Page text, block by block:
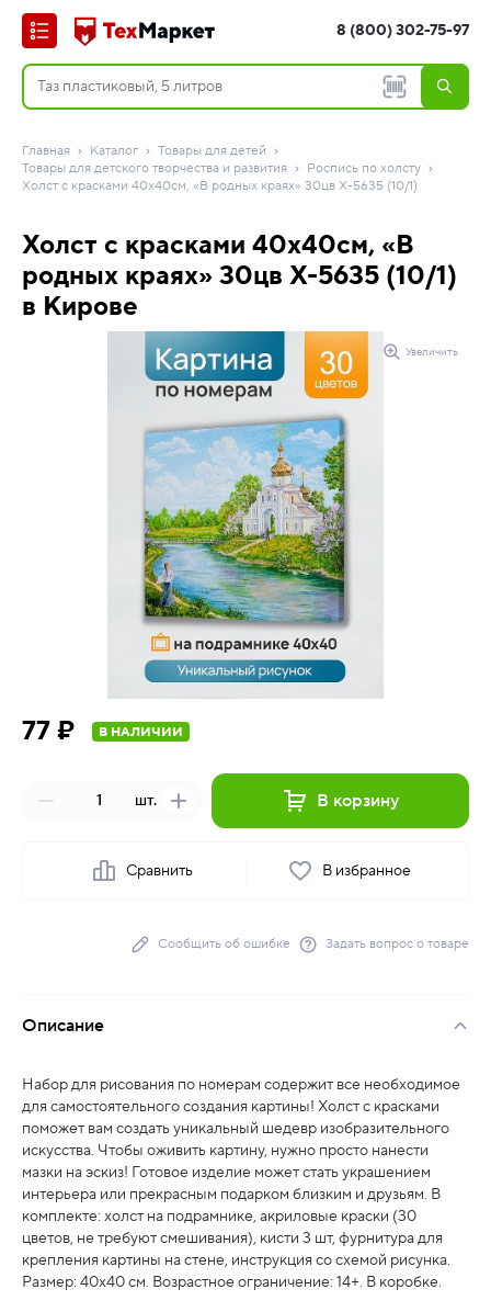
8 (800) 302-75-97
Главная Каталог
Товары для детей
Товары для детского творчества и развития
Роспись по холсту
Холст с красками 40х40см, «В родных краях» 30цв Х-5635 (10/1)
Холст с красками 40х40см, «В
родных краях» 30цв Х-5635 (10/1)
в Кирове
Увеличить
77 ₽ В НАЛИЧИИ
шт. В корзину
Сравнить В избранное
Сообщить об ошибке Задать вопрос о товаре
Описание
Набор для рисования по номерам содержит все необходимое
для самостоятельного создания картины! Холст с красками
поможет вам создать уникальный шедевр изобразительного
искусства. Чтобы оживить картину, нужно просто нанести
мазки на эскиз! Готовое изделие может стать украшением
интерьера или прекрасным подарком близким и друзьям. В
комплекте: холст на подрамнике, акриловые краски (30
цветов, не требуют смешивания), кисти 3 шт, фурнитура для
крепления картины на стене, инструкция со схемой рисунка.
Размер: 40х40 см. Возрастное ограничение: 14+. В коробке.